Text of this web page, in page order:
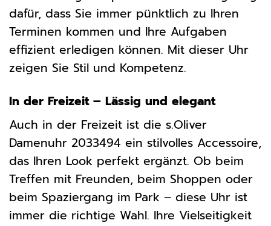
dafür, dass Sie immer pünktlich zu Ihren
Terminen kommen und Ihre Aufgaben
effizient erledigen können. Mit dieser Uhr
zeigen Sie Stil und Kompetenz.
In der Freizeit – Lässig und elegant
Auch in der Freizeit ist die s.Oliver
Damenuhr 2033494 ein stilvolles Accessoire,
das Ihren Look perfekt ergänzt. Ob beim
Treffen mit Freunden, beim Shoppen oder
beim Spaziergang im Park – diese Uhr ist
immer die richtige Wahl. Ihre Vielseitigkeit